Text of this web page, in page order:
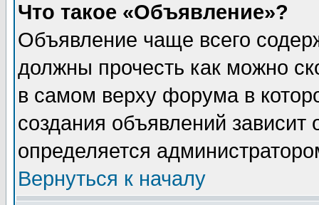
Что такое «Объявление»?
Объявление чаще всего
должны прочесть как можно
в самом верху форума в
создания объявлений зависит
определяется
Вернуться к началу